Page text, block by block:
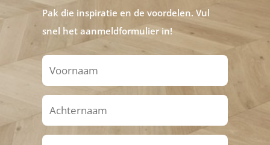
Pak die inspiratie en de voordelen. Vul
snel het aanmeldformulier in!